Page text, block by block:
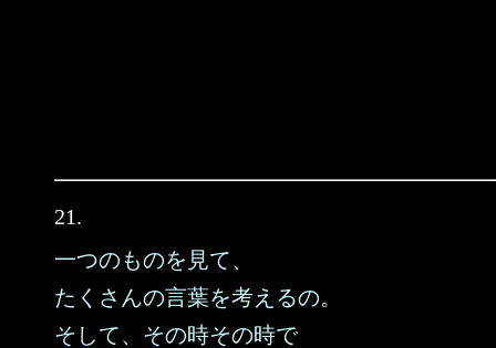
21.
一つのものを見て、
たくさんの言葉を考えるの。
そして、その時その時で